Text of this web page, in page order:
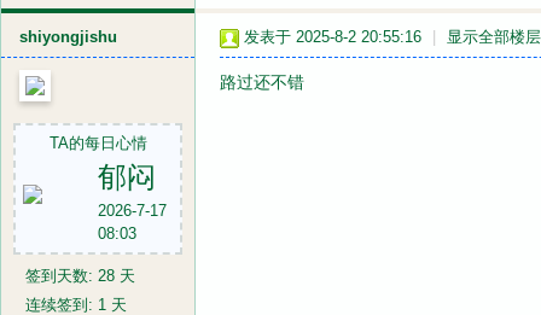
shiyongjishu
TA的每日心情
郁闷
2026-7-17
08:03
签到天数: 28 天
连续签到: 1 天
发表于 2025-8-2 20:55:16 显示全部楼层
路过还不错